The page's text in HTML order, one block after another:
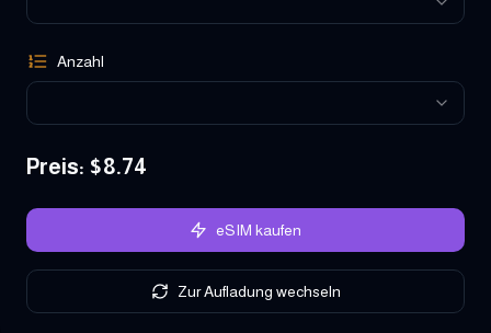
Anzahl
Preis: $8.74
eSIM kaufen
Zur Aufladung wechseln